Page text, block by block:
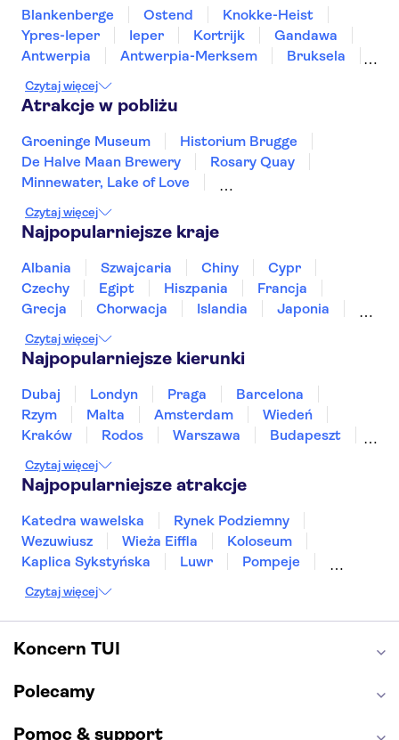
Blankenberge Ostend
Knokke-Heist
Ypres-Ieper
Ieper Kortrijk
Gandawa
Antwerpia
Antwerpia-Merksem
Bruksela
Czytaj więcej
Atrakcje w pobliżu
Groeninge Museum
Historium Brugge
De Halve Maan Brewery
Rosary Quay
Minnewater, Lake of Love
Atomium w Brukseli
Grote Markt Antwerp
Cathedral of Our Lady Antwerp
Graslei and Korenlei
Het Steen Castle
Castle Gravensteen
Vrijdagmarkt
Rubens House
Czytaj więcej
Najpopularniejsze kraje
Albania Szwajcaria Chiny
Cypr
Czechy
Egipt Hiszpania
Francja
Grecja
Chorwacja Islandia
Japonia
Tajlandia
Tunezja Turcja
Czytaj więcej
Najpopularniejsze kierunki
Dubaj Londyn Praga
Barcelona
Rzym
Malta Amsterdam
Wiedeń
Kraków
Rodos Warszawa
Budapeszt
Poznań
Sopot Gdynia
Czytaj więcej
Najpopularniejsze atrakcje
Katedra wawelska
Rynek Podziemny
Wezuwiusz
Wieża Eiffla
Koloseum
Kaplica Sykstyńska
Luwr
Pompeje
Akropol
Wawel
Park Güell
Alhambra
Caminito del Rey
Energylandia
Czytaj więcej
Koncern TUI
Polecamy
Pomoc & support